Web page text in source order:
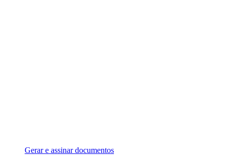
Gerar e assinar documentos